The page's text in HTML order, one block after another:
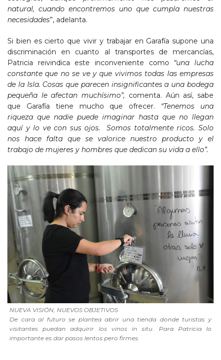
natural, cuando encontremos uno que cumpla nuestras
necesidades”, adelanta.
Si bien es cierto que vivir y trabajar en Garafía supone una
discriminación en cuanto al transportes de mercancías,
Patricia reivindica este inconveniente como “una lucha
constante que no se ve y que vivimos todas las empresas
de la Isla. Cosas que parecen insignificantes a una bodega
pequeña le afectan muchísimo”, comenta. Aún así, sabe
que Garafía tiene mucho que ofrecer. “Tenemos una
riqueza que nadie puede imaginar hasta que no llegan
aquí y lo ve con sus ojos. Somos totalmente ricos. Solo
nos hace falta que se valorice nuestro producto y el
trabajo de mujeres y hombres que dedican su vida a ello”.
NUEVA VISIÓN, NUEVOS OBJETIVOS
De cara al futuro se plantea abrir una tienda donde turistas y
visitantes puedan adquirir los vinos in situ. Para Patricia lo
importante es dar pasos lentos pero firmes.